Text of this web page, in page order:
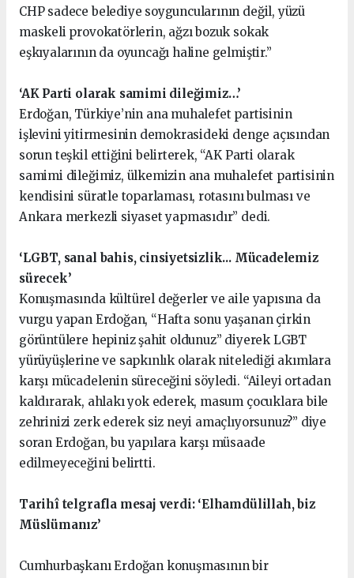
CHP sadece belediye soyguncularının değil, yüzü
maskeli provokatörlerin, ağzı bozuk sokak
eşkıyalarının da oyuncağı haline gelmiştir.”
‘AK Parti olarak samimi dileğimiz…’
Erdoğan, Türkiye’nin ana muhalefet partisinin
işlevini yitirmesinin demokrasideki denge açısından
sorun teşkil ettiğini belirterek, “AK Parti olarak
samimi dileğimiz, ülkemizin ana muhalefet partisinin
kendisini süratle toparlaması, rotasını bulması ve
Ankara merkezli siyaset yapmasıdır” dedi.
‘LGBT, sanal bahis, cinsiyetsizlik... Mücadelemiz
sürecek’
Konuşmasında kültürel değerler ve aile yapısına da
vurgu yapan Erdoğan, “Hafta sonu yaşanan çirkin
görüntülere hepiniz şahit oldunuz” diyerek LGBT
yürüyüşlerine ve sapkınlık olarak nitelediği akımlara
karşı mücadelenin süreceğini söyledi. “Aileyi ortadan
kaldırarak, ahlakı yok ederek, masum çocuklara bile
zehrinizi zerk ederek siz neyi amaçlıyorsunuz?” diye
soran Erdoğan, bu yapılara karşı müsaade
edilmeyeceğini belirtti.
Tarihî telgrafla mesaj verdi: ‘Elhamdülillah, biz
Müslümanız’
Cumhurbaşkanı Erdoğan konuşmasının bir